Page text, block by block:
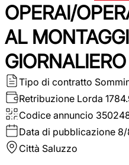
OPERAI/
AL
Tipo di contratto
Retribuzione Lorda
Codice annuncio
Data di pubblicazione
Città Saluzzo